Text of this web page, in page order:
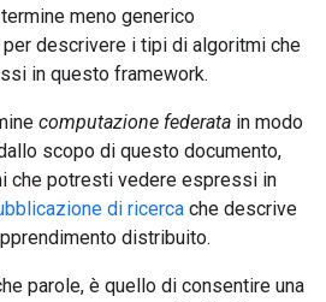
meno generico
per descrivere i tipi di algoritmi che
in questo framework.
computazione federata in modo
scopo di questo documento,
che potresti vedere espressi in
di ricerca che descrive
distribuito.
parole, è quello di consentire una